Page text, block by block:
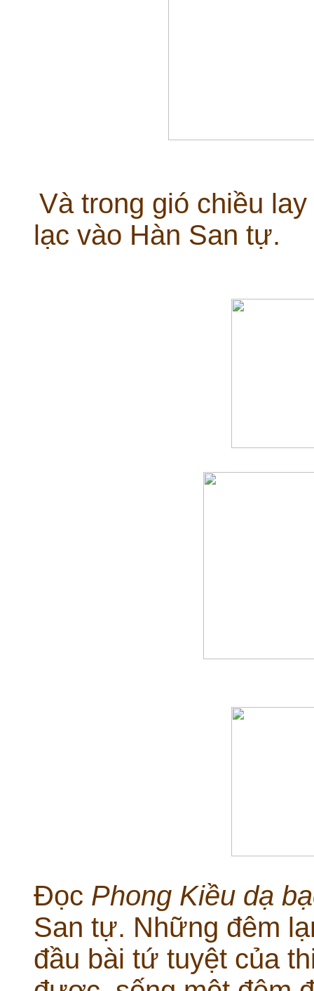
Và trong gió chiều
lạc vào Hàn San tự.
Đọc Phong Kiều dạ
San tự. Những đêm
đầu bài tứ tuyệt của